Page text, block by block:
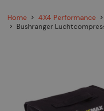
Home chevron_right 4X4 Performance chevron_right
chevron_right Bushranger